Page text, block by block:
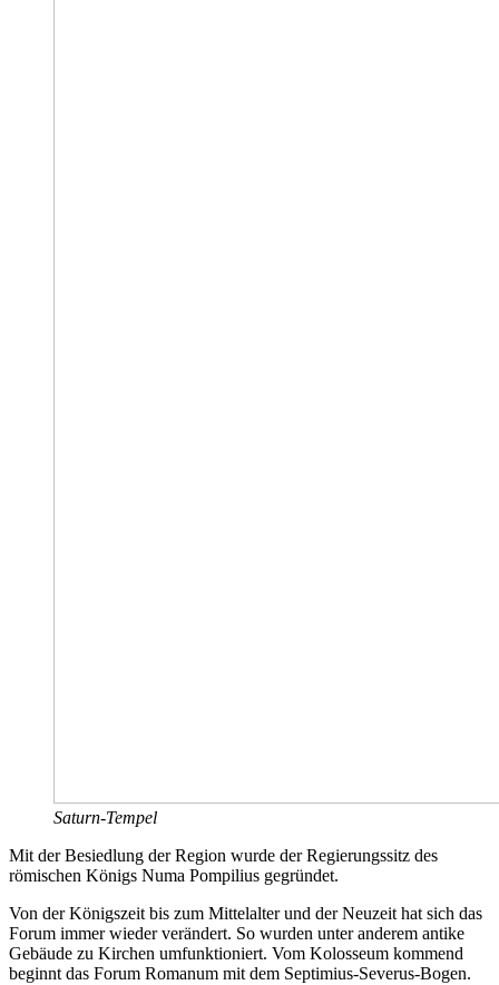
Saturn-Tempel
Mit der Besiedlung der Region wurde der Regierungssitz des
römischen Königs Numa Pompilius gegründet.
Von der Königszeit bis zum Mittelalter und der Neuzeit hat sich das
Forum immer wieder verändert. So wurden unter anderem antike
Gebäude zu Kirchen umfunktioniert. Vom Kolosseum kommend
beginnt das Forum Romanum mit dem Septimius-Severus-Bogen.